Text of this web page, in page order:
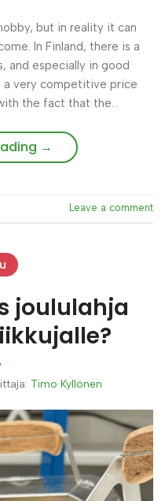
but in reality it can
In Finland, there is a
and especially in good
a very competitive price
the fact that the…
→
Leave a comment
joululahja
Timo Kyllönen